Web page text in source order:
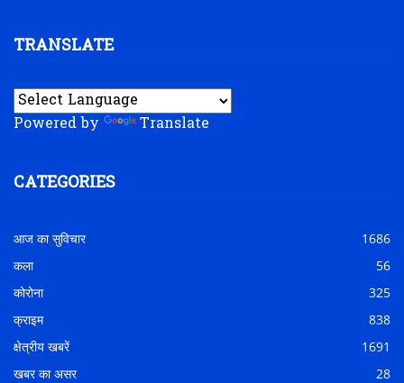
TRANSLATE
Powered by Translate
CATEGORIES
आज का सुविचार
1686
कला
56
कोरोना
325
क्राइम
838
क्षेत्रीय खबरें
1691
खबर का असर
28